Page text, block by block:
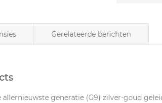
allernieuwste generatie (G9) zilver-goud
Gerelateerde berichten